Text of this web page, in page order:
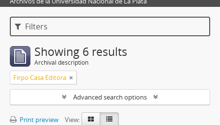
Filters
Showing 6 results
Archival description
Firpo Casa Editora
Advanced search options
Print preview
View: